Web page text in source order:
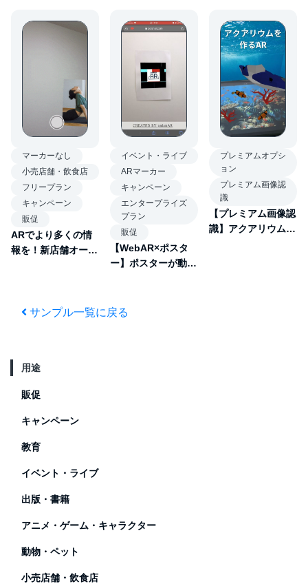
マーカーなし
小売店舗・飲食店
フリープラン
キャンペーン
販促
ARでより多くの情
報を！新店舗オープ
イベント・ライブ
ARマーカー
キャンペーン
エンタープライズ
プラン
販促
【WebAR×ポスタ
ー】ポスターが動き
プレミアムオプシ
ョン
プレミアム画像認
識
【プレミアム画像認
識】アクアリウム
サンプル一覧に戻る
用途
販促
キャンペーン
教育
イベント・ライブ
出版・書籍
アニメ・ゲーム・キャラクター
動物・ペット
小売店舗・飲食店